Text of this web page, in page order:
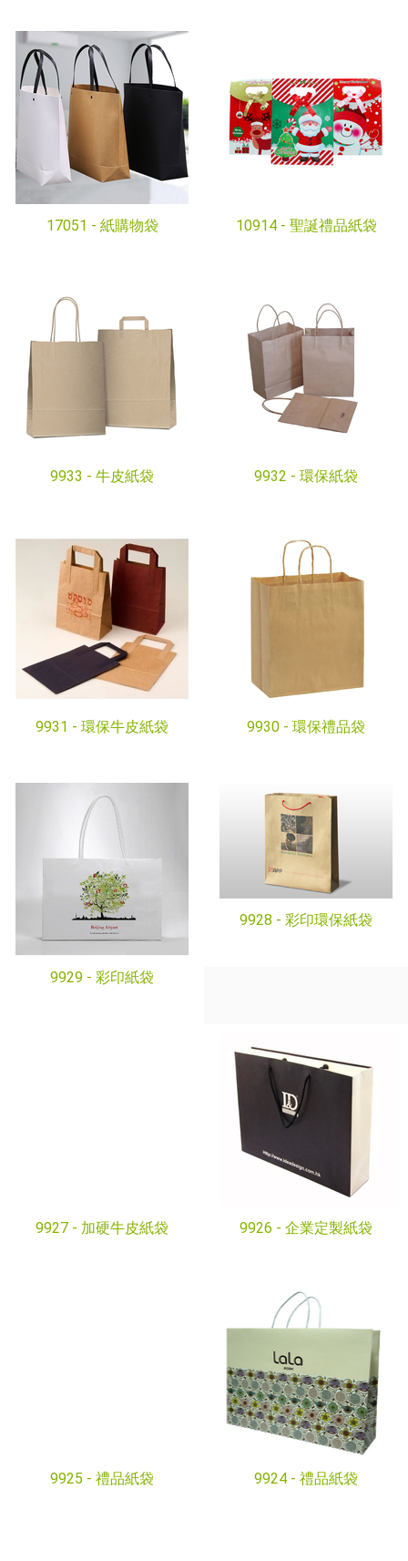
17051 - 紙購物袋 10914 - 聖誕禮品紙袋
9933 - 牛皮紙袋 9932 - 環保紙袋
9931 - 環保牛皮紙袋 9930 - 環保禮品袋
9929 - 彩印紙袋
9928 - 彩印環保紙袋
9927 - 加硬牛皮紙袋 9926 - 企業定製紙袋
9925 - 禮品紙袋 9924 - 禮品紙袋